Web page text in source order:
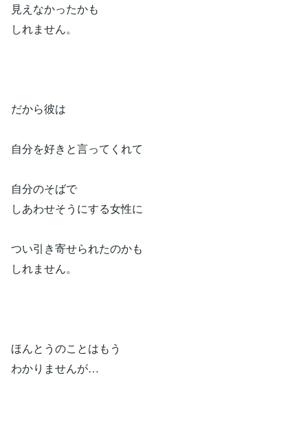
見えなかったかも
しれません。
だから彼は
自分を好きと言ってくれて
自分のそばで
しあわせそうにする女性に
つい引き寄せられたのかも
しれません。
ほんとうのことはもう
わかりませんが…